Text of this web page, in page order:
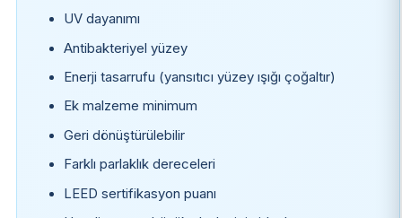
UV dayanımı
Antibakteriyel yüzey
Enerji tasarrufu (yansıtıcı yüzey ışığı çoğaltır)
Ek malzeme minimum
Geri dönüştürülebilir
Farklı parlaklık dereceleri
LEED sertifikasyon puanı